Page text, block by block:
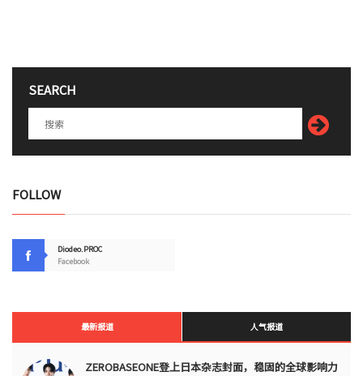
SEARCH
FOLLOW
Diodeo.PROC
Facebook
最新报道 人气报道
ZEROBASEONE登上日本杂志封面，稳固的全球影响力